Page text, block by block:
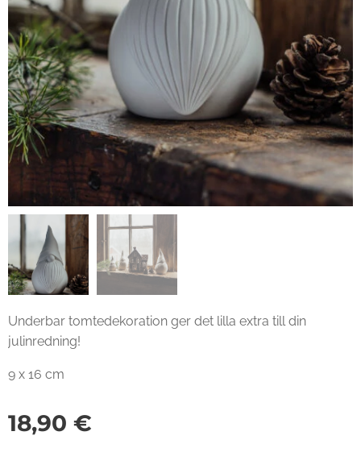
Underbar tomtedekoration ger det lilla extra till din
julinredning!
9 x 16 cm
18,90 €